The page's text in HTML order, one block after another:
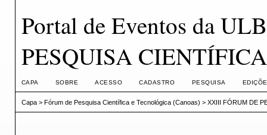
Portal de Eventos da
PESQUISA
CAPA SOBRE ACESSO CADASTRO PESQUISA
Capa> Fórum de Pesquisa Científica e Tecnológica (Canoas) > XXIII FÓRUM DE